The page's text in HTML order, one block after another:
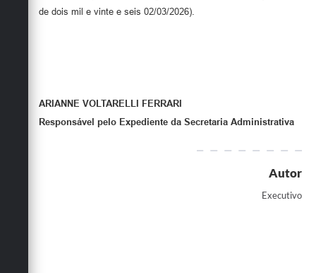
de dois mil e vinte e seis 02/03/2026).
ARIANNE VOLTARELLI FERRARI
Responsável pelo Expediente da Secretaria Administrativa
Autor
Executivo